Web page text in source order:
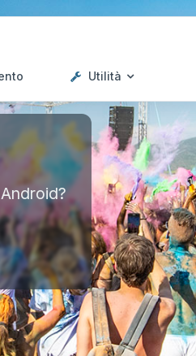
Utilità